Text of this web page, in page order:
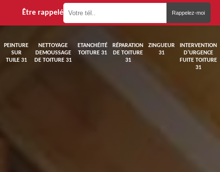
Être rappelé
PEINTURE
SUR
TUILE 31
NETTOYAGE
DEMOUSSAGE
DE TOITURE 31
ETANCHÉITÉ
TOITURE 31
RÉPARATION
DE TOITURE
31
ZINGUEUR
31
INTERVENTION
D'URGENCE
FUITE TOITURE
31